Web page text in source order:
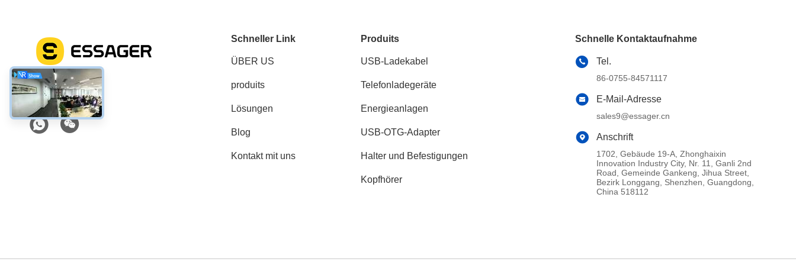
Soziale Medien
Schneller Link
ÜBER US
produits
Lösungen
Blog
Kontakt mit uns
Produits
USB-Ladekabel
Telefonladegeräte
Energieanlagen
USB-OTG-Adapter
Halter und Befestigungen
Kopfhörer
Schnelle Kontaktaufnahme
Tel.
86-0755-84571117
E-Mail-Adresse
sales9@essager.cn
Anschrift
1702, Gebäude 19-A, Zhonghaixin
Innovation Industry City, Nr. 11, Ganli 2nd
Road, Gemeinde Gankeng, Jihua Street,
Bezirk Longgang, Shenzhen, Guangdong,
China 518112